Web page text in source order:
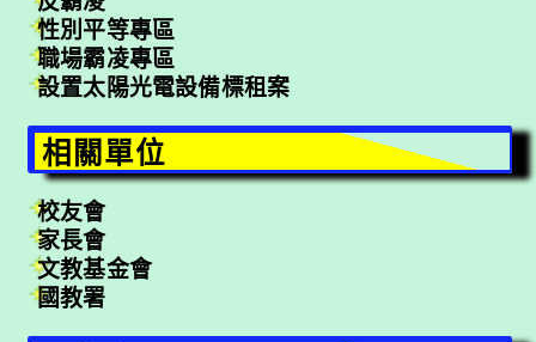
性別平等專區
職場霸凌專區
設置太陽光電設備標租案
相關單位
校友會
家長會
文教基金會
國教署